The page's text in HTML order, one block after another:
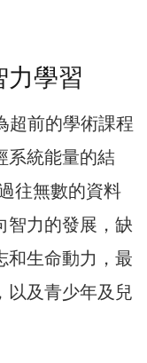
力學習
超前的學術課程
系統能量的結
往無數的資料
智力的發展，缺
和生命動力，最
以及青少年及兒